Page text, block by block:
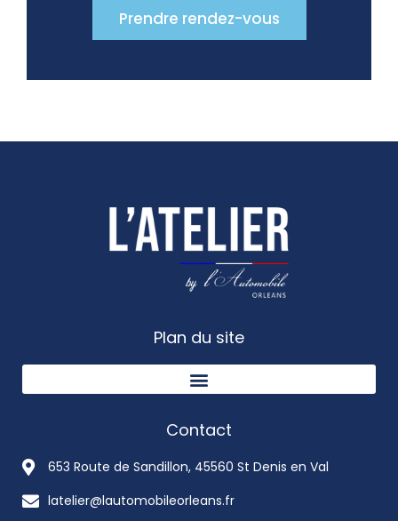
Prendre rendez-vous
Plan du site
Contact
653 Route de Sandillon, 45560 St Denis en Val
latelier@lautomobileorleans.fr